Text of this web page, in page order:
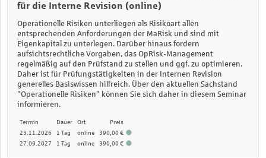
für die Interne Revision (online)
Operationelle Risiken unterliegen als Risikoart allen
entsprechenden Anforderungen der MaRisk und sind mit
Eigenkapital zu unterlegen. Darüber hinaus fordern
aufsichtsrechtliche Vorgaben, das OpRisk-Management
regelmäßig auf den Prüfstand zu stellen und ggf. zu optimieren.
Daher ist für Prüfungstätigkeiten in der Internen Revision
generelles Basiswissen hilfreich. Über den aktuellen Sachstand
"Operationelle Risiken" können Sie sich daher in diesem Seminar
informieren.
Termin Dauer Ort
Preis
23.11.2026
1 Tag online
390,00 €
27.09.2027
1 Tag online 390,00 €